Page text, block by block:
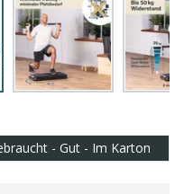
- Gut - Im Karton